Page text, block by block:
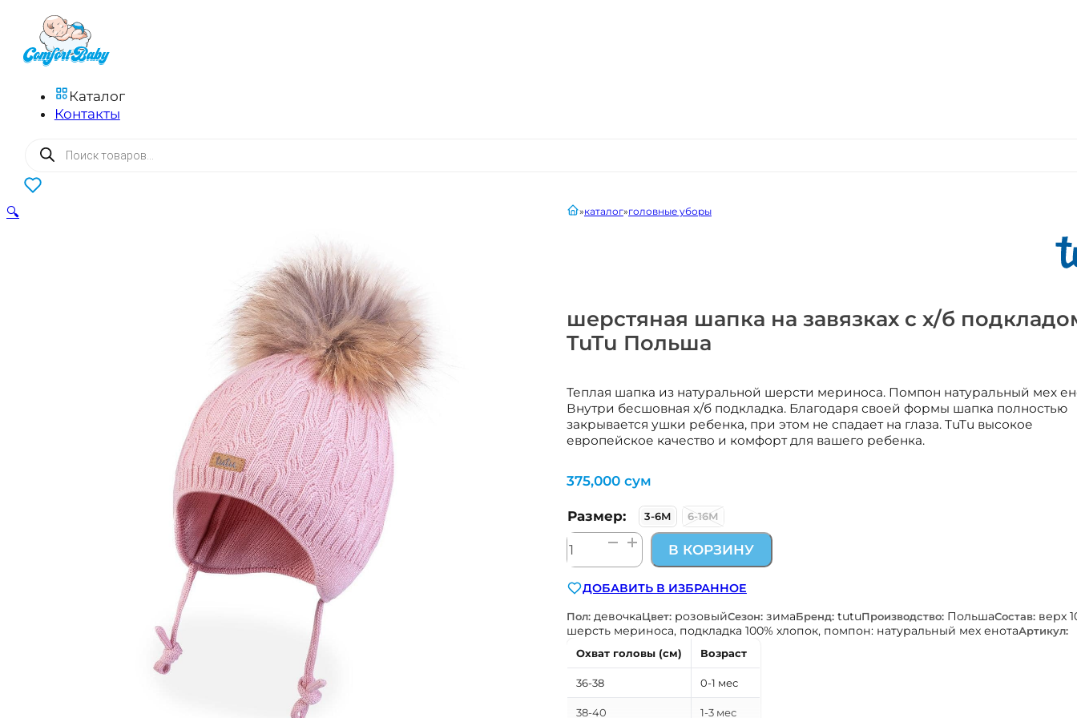
Каталог
Контакты
Поиск
товаров
0
шерстяная шапка на завязках с х/б
TuTu Польша
Теплая шапка из натуральной шерсти мериноса. Помпон натуральный мех
Внутри бесшовная х/б подкладка. Благодаря своей формы шапка полностью
закрывается ушки ребенка, при этом не спадает на глаза. TuTu высокое
европейское качество и комфорт для вашего ребенка.
главнаякаталог головные уборы
375,000 сум
Размер: 3-6М 6-16М
Количество
товара
шапка
на
завязках
х/
подкладом
В КОРЗИНУ
ДОБАВИТЬ В ИЗБРАННОЕ
Пол: девочкаЦвет: розовыйСезон: зимаБренд: tutuПроизводство: ПольшаСостав: верх
шерсть мериноса, подкладка 100% хлопок, помпон: натуральный мех енотаАртикул:
Охват головы (см)
Возраст
36-38 0-1 мес
38-40 1-3 мес
🔍